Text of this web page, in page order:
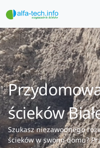
ścieków
Szukasz niezawodnego
ścieków w swoim domu?